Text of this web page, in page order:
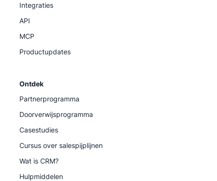
Integraties
API
MCP
Productupdates
Ontdek
Partnerprogramma
Doorverwijsprogramma
Casestudies
Cursus over salespijplijnen
Wat is CRM?
Hulpmiddelen